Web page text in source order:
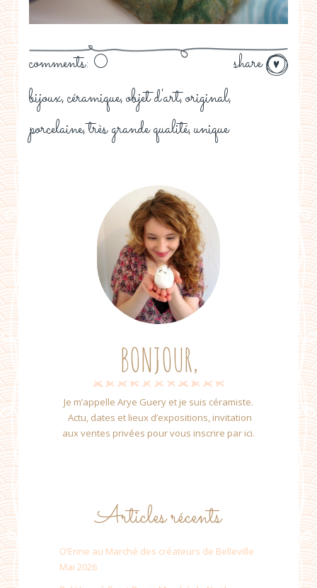
share
comments: 0
bijoux, céramique, objet d'art, original,
porcelaine, très grande qualité, unique
BONJOUR,
Je m’appelle Arye Guery et je suis céramiste.
Actu, dates et lieux d’expositions, invitation
aux ventes privées pour vous inscrire par ici.
Articles récents
O’Erine au Marché des créateurs de Belleville
Mai 2026